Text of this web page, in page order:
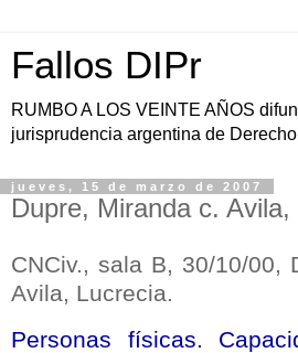
Fallos DIPr
RUMBO A LOS VEINTE AÑOS
jurisprudencia argentina de
jueves, 15 de marzo de 2007
Dupre, Miranda c.
CNCiv., sala B, 30/10/00,
Avila, Lucrecia.
Personas físicas.